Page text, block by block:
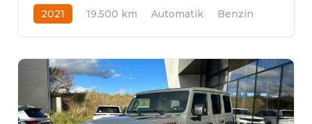
2021 19.500 km Automatik
Benzin